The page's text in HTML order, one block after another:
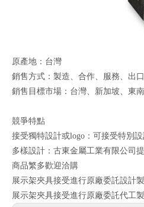
原產地：台灣
銷售方式：製造、合作、服務、出口
銷售目標市場：台灣、新加坡、東
競爭特點
接受獨特設計或logo：可接受特別
多樣設計：古東金屬工業有限公司
商品繁多歡迎洽購
展示架夾具接受進行原廠委託設計
展示架夾具接受進行原廠委託代工